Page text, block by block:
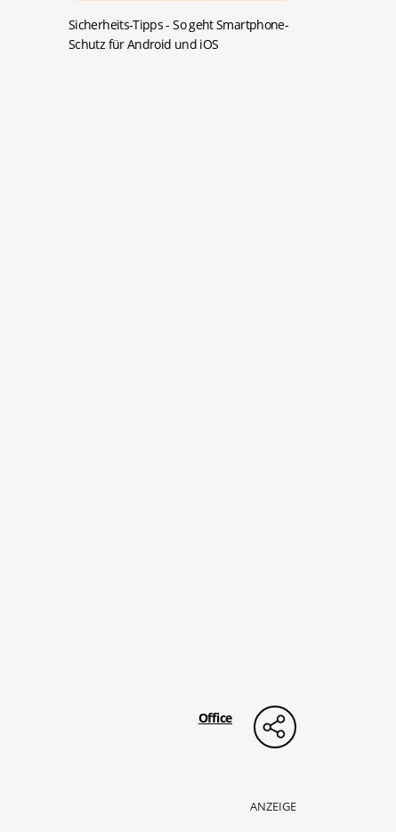
Sicherheits-Tipps -So geht Smartphone-
Schutz für Android und iOS
Office
ANZEIGE